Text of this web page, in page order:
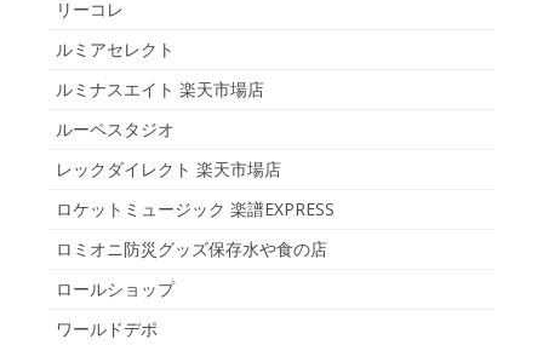
リーコレ
ルミアセレクト
ルミナスエイト 楽天市場店
ルーペスタジオ
レックダイレクト 楽天市場店
ロケットミュージック 楽譜EXPRESS
ロミオニ防災グッズ保存水や食の店
ロールショップ
ワールドデポ